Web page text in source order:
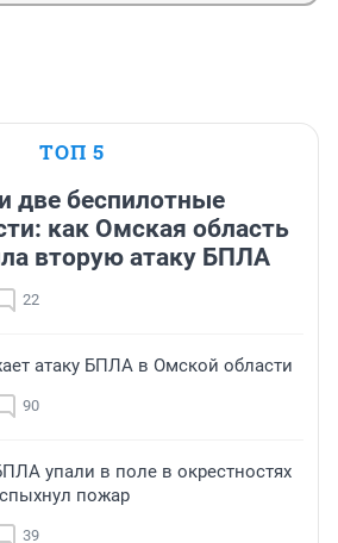
ТОП 5
две беспилотные
как Омская область
вторую атаку БПЛА
22
атаку БПЛА в Омской области
90
упали в поле в окрестностях
пожар
39